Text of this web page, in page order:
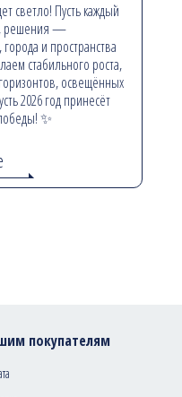
светло! Пусть каждый
решения —
и пространства
стабильного роста,
освещённых
2026 год принесёт
✨
покупателям